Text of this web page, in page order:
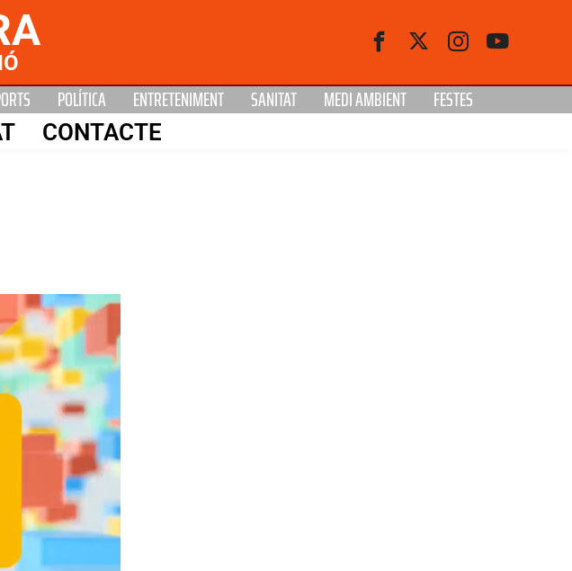
POLÍTICA ENTRETENIMENT SANITAT MEDI AMBIENT FESTES
CONTACTE